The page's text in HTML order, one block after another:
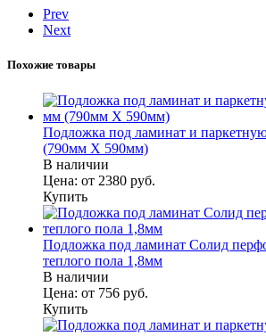
Prev
Next
Похожие товары
Подложка под ламинат и
(790мм Х 590мм)
В наличии
Цена: от 2380 руб.
Купить
Подложка под ламинат Солид
теплого пола 1,8мм
В наличии
Цена: от 756 руб.
Купить